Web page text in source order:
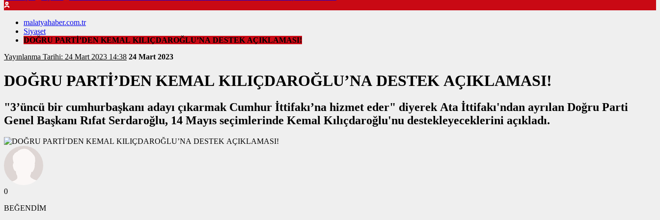
malatyahaber.com.tr
Siyaset
DOĞRU PARTİ’DEN KEMAL KILIÇDAROĞLU’NA DESTEK AÇIKLAMASI!
Yayınlanma Tarihi: 24 Mart 2023 14:38 24 Mart 2023
DOĞRU PARTİ’DEN KEMAL KILIÇDAROĞLU’NA DESTEK AÇIKLAMASI!
"3’üncü bir cumhurbaşkanı adayı çıkarmak Cumhur İttifakı’na hizmet eder" diyerek Ata İttifakı'ndan ayrılan Doğru Parti
Genel Başkanı Rıfat Serdaroğlu, 14 Mayıs seçimlerinde Kemal Kılıçdaroğlu'nu destekleyeceklerini açıkladı.
0
BEĞENDİM